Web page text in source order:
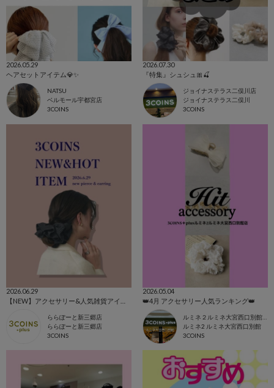
2026.05.29
ヘアセットアイテム💎✨️
NATSU
ベルモール宇都宮店
3COINS
2026.07.30
『特集』シュシュ🎀🍒
ジョイナステラス二俣川店
ジョイナステラス二俣川
3COINS
2026.06.29
ららぽーと新三郷店
ららぽーと新三郷店
3COINS
2026.05.04
👑4月 アクセサリー人気ランキング👑
ルミネ2 ルミネ大宮西口別館
3COINS